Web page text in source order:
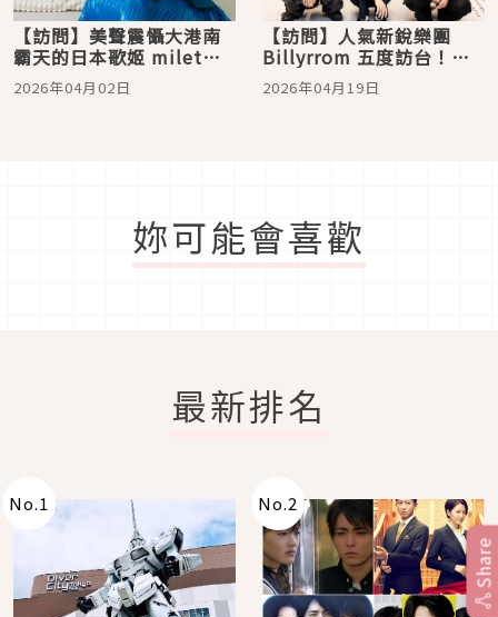
【訪問】美聲震懾大港南
霸天的日本歌姬 milet，
分享願意接納不完美自己
的心路歷程
2026年04月02日
【訪問】人氣新銳樂團
Billyrrom 五度訪台！挑
戰台灣伴手禮「臭豆腐泡
麵」 在台灣宣布主流出道
2026年04月19日
妳可能會喜歡
最新排名
No.1 No.2
Share